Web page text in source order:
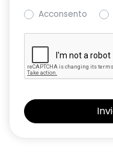
Acconsento